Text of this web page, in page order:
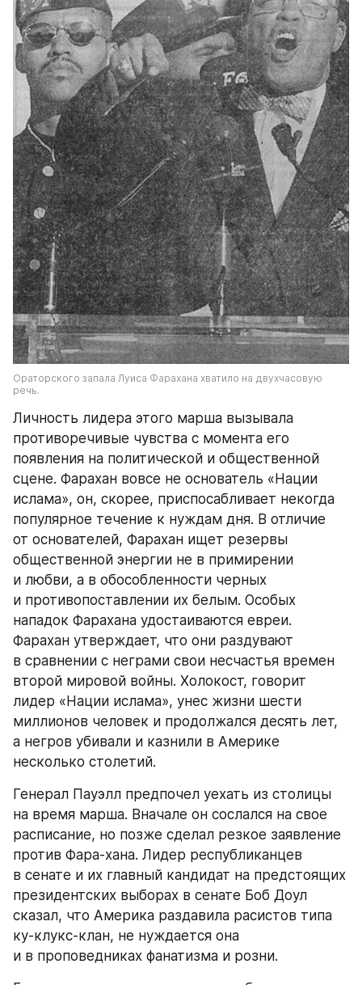
Ораторского запала Луиса Фарахана хватило на двухчасовую
речь.
Личность лидера этого марша вызывала
противоречивые чувства с момента его
появления на политической и общественной
сцене. Фарахан вовсе не основатель «Нации
ислама», он, скорее, приспосабливает некогда
популярное течение к нуждам дня. В отличие
от основателей, Фарахан ищет резервы
общественной энергии не в примирении
и любви, а в обособленности черных
и противопоставлении их белым. Особых
нападок Фарахана удостаиваются евреи.
Фарахан утверждает, что они раздувают
в сравнении с неграми свои несчастья времен
второй мировой войны. Холокост, говорит
лидер «Нации ислама», унес жизни шести
миллионов человек и продолжался десять лет,
а негров убивали и казнили в Америке
несколько столетий.
Генерал Пауэлл предпочел уехать из столицы
на время марша. Вначале он сослался на свое
расписание, но позже сделал резкое заявление
против Фара-хана. Лидер республиканцев
в сенате и их главный кандидат на предстоящих
президентских выборах в сенате Боб Доул
сказал, что Америка раздавила расистов типа
ку-клукс-клан, не нуждается она
и в проповедниках фанатизма и розни.